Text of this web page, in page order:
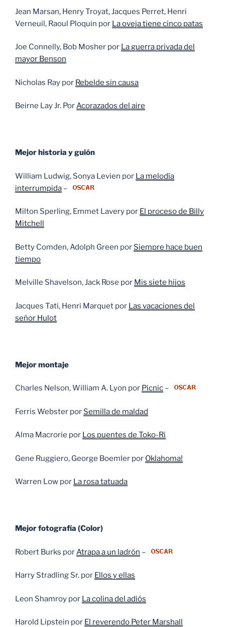
Jean Marsan, Henry Troyat, Jacques Perret, Henri
Verneuil, Raoul Ploquin por La oveja tiene cinco patas
Joe Connelly, Bob Mosher por La guerra privada del
mayor Benson
Nicholas Ray por Rebelde sin causa
Beirne Lay Jr. PorAcorazados del aire
Mejor historia y guión
William Ludwig, Sonya Levien por La melodía
interrumpida –
Milton Sperling, Emmet Lavery por El proceso de Billy
Mitchell
Betty Comden, Adolph Green por Siempre hace buen
tiempo
Melville Shavelson, Jack Rose por Mis siete hijos
Jacques Tati, Henri Marquet por Las vacaciones del
señor Hulot
Mejor montaje
Charles Nelson, William A. Lyon por Picnic –
Ferris Webster por Semilla de maldad
Alma Macrorie por Los puentes de Toko-Ri
Gene Ruggiero, George Boemler por Oklahoma!
Warren Low por La rosa tatuada
Mejor fotografía (Color)
Robert Burks por Atrapa a un ladrón –
Harry Stradling Sr. por Ellos y ellas
Leon Shamroy por La colina del adiós
Harold Lipstein por El reverendo Peter Marshall